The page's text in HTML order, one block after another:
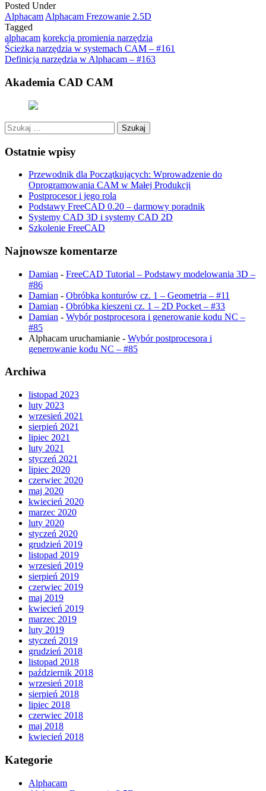
Posted Under
AlphacamAlphacam Frezowanie 2.5D
Tagged
alphacam korekcja promienia narzędzia
Post
navigation
Ścieżka narzędzia w systemach CAM – #161
Definicja narzędzia w Alphacam – #163
Akademia CAD CAM
Szukaj:
Ostatnie wpisy
Przewodnik dla Początkujących: Wprowadzenie do
Oprogramowania CAM w Małej Produkcji
Postprocesor i jego rola
Podstawy FreeCAD 0.20 – darmowy poradnik
Systemy CAD 3D i systemy CAD 2D
Szkolenie FreeCAD
Najnowsze komentarze
Damian - FreeCAD Tutorial – Podstawy modelowania 3D –
#86
Damian - Obróbka konturów cz. 1 – Geometria – #11
Damian - Obróbka kieszeni cz. 1 – 2D Pocket – #33
Damian - Wybór postprocesora i generowanie kodu NC –
#85
Alphacam uruchamianie - Wybór postprocesora i
generowanie kodu NC – #85
Archiwa
listopad 2023
luty 2023
wrzesień 2021
sierpień 2021
lipiec 2021
luty 2021
styczeń 2021
lipiec 2020
czerwiec 2020
maj 2020
kwiecień 2020
marzec 2020
luty 2020
styczeń 2020
grudzień 2019
listopad 2019
wrzesień 2019
sierpień 2019
czerwiec 2019
maj 2019
kwiecień 2019
marzec 2019
luty 2019
styczeń 2019
grudzień 2018
listopad 2018
październik 2018
wrzesień 2018
sierpień 2018
lipiec 2018
czerwiec 2018
maj 2018
kwiecień 2018
Kategorie
Alphacam